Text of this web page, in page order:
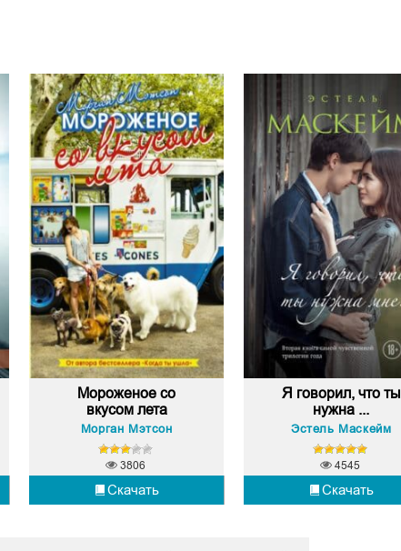
Мороженое со
вкусом лета
Морган Мэтсон
Скачать
3806
Я говорил, что ты
нужна ...
Эстель Маскейм
Скачать
4545